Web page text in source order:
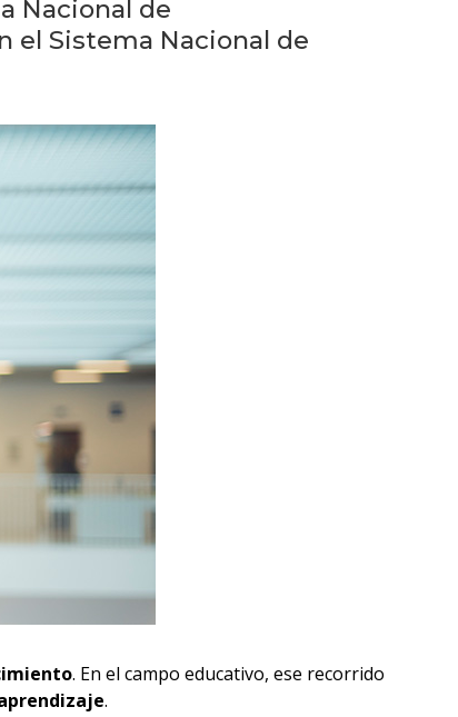
eventos
Nacional de
el Sistema Nacional de
. En el campo educativo, ese recorrido
.